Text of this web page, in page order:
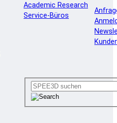
Academic Research
Service-Büros